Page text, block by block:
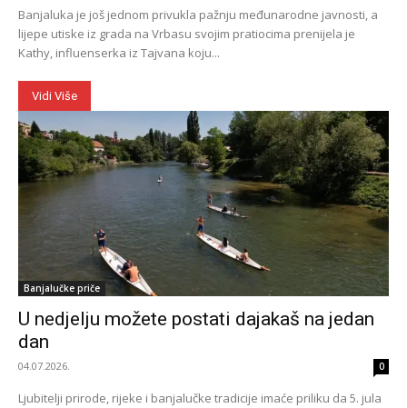
Banjaluka je još jednom privukla pažnju međunarodne javnosti, a
lijepe utiske iz grada na Vrbasu svojim pratiocima prenijela je
Kathy, influenserka iz Tajvana koju...
Vidi Više
Banjalučke priče
U nedjelju možete postati dajakaš na jedan
dan
04.07.2026. 0
Ljubitelji prirode, rijeke i banjalučke tradicije imaće priliku da 5. jula